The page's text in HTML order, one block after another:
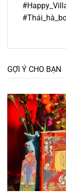
GỢI Ý CHO BẠN